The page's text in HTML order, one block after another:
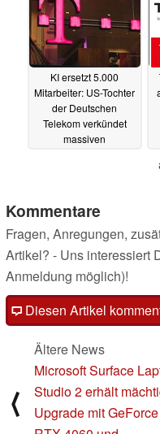
KI ersetzt 5.000
Mitarbeiter: US-Tochter
der Deutschen
Telekom verkündet
massiven
Kommentare
Fragen, Anregungen,
Artikel? - Uns interessiert
Anmeldung möglich)!
Diesen Artikel
⟨
Ältere News
Microsoft Surface
Studio 2 erhält
Upgrade mit GeForce